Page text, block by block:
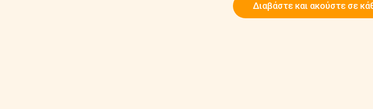
Διαβάστε και ακούστε σε